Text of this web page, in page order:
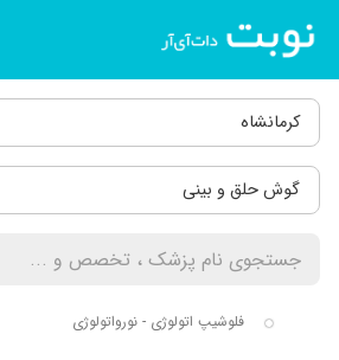
کرمانشاه
گوش حلق و بینی
فلوشیپ اتولوژی - نورواتولوژی